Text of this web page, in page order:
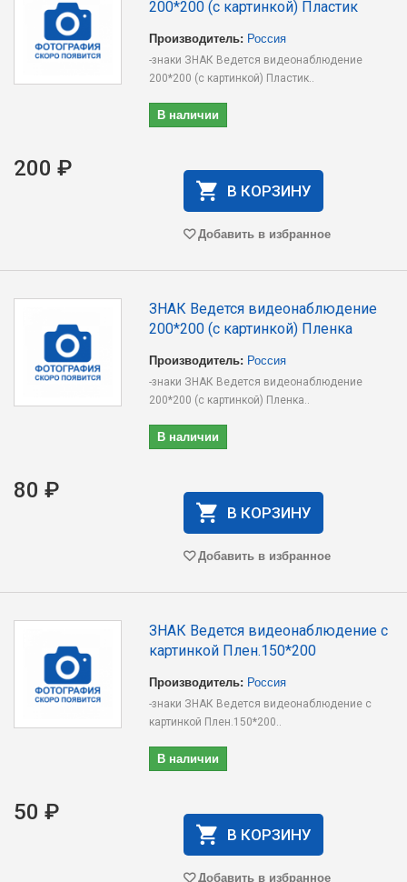
200*200 (с картинкой) Пластик
Производитель: Россия
-знаки ЗНАК Ведется видеонаблюдение
200*200 (с картинкой) Пластик..
В наличии
200 ₽
В КОРЗИНУ
Добавить в избранное
ЗНАК Ведется видеонаблюдение
200*200 (с картинкой) Пленка
Производитель: Россия
-знаки ЗНАК Ведется видеонаблюдение
200*200 (с картинкой) Пленка..
В наличии
80 ₽
В КОРЗИНУ
Добавить в избранное
ЗНАК Ведется видеонаблюдение с
картинкой Плен.150*200
Производитель: Россия
-знаки ЗНАК Ведется видеонаблюдение с
картинкой Плен.150*200..
В наличии
50 ₽
В КОРЗИНУ
Добавить в избранное